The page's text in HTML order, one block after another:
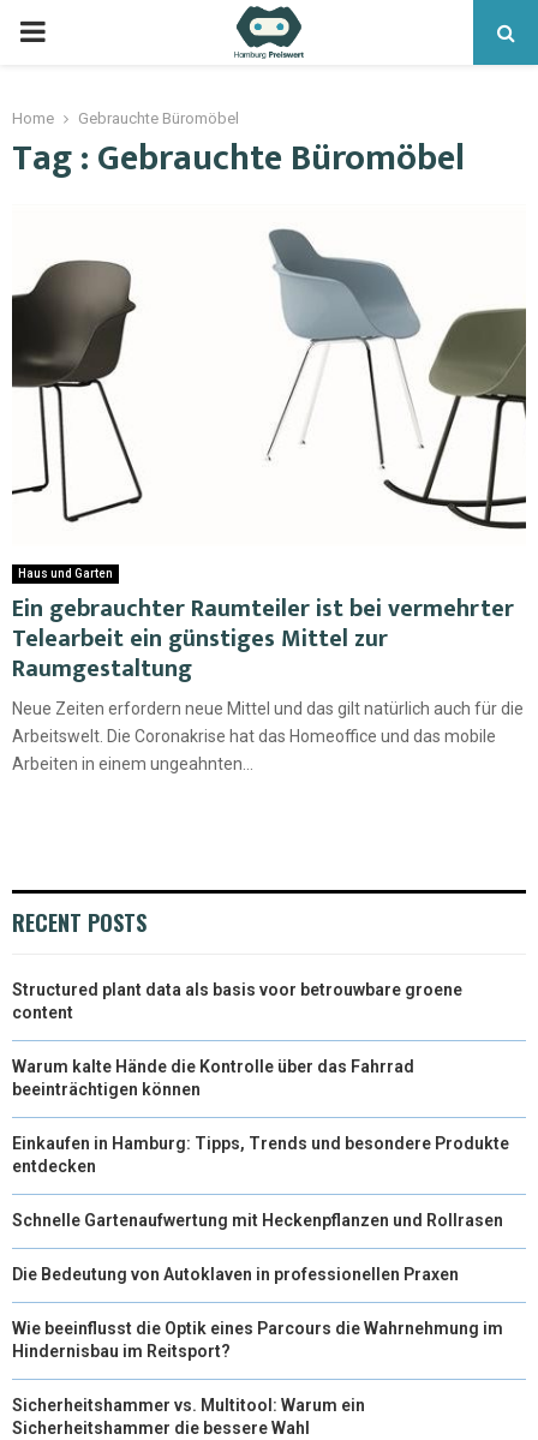
Home Gebrauchte Büromöbel
Tag : Gebrauchte Büromöbel
Haus und Garten
Ein gebrauchter Raumteiler ist bei vermehrter
Telearbeit ein günstiges Mittel zur
Raumgestaltung
Neue Zeiten erfordern neue Mittel und das gilt natürlich auch für die
Arbeitswelt. Die Coronakrise hat das Homeoffice und das mobile
Arbeiten in einem ungeahnten...
RECENT POSTS
Structured plant data als basis voor betrouwbare groene
content
Warum kalte Hände die Kontrolle über das Fahrrad
beeinträchtigen können
Einkaufen in Hamburg: Tipps, Trends und besondere Produkte
entdecken
Schnelle Gartenaufwertung mit Heckenpflanzen und Rollrasen
Die Bedeutung von Autoklaven in professionellen Praxen
Wie beeinflusst die Optik eines Parcours die Wahrnehmung im
Hindernisbau im Reitsport?
Sicherheitshammer vs. Multitool: Warum ein
Sicherheitshammer die bessere Wahl